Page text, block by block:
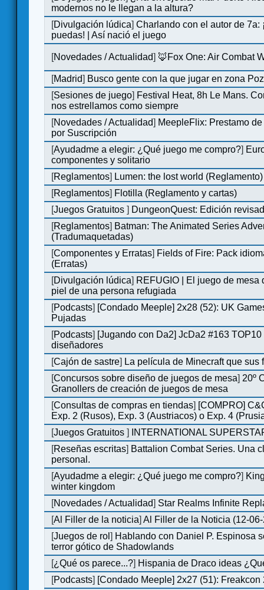
modernos no le llegan a la altura?
[Divulgación lúdica]Charlando con el autor de 7a:
puedas! | Así nació el juego
[Novedades / Actualidad] 🦊Fox One: Air Combat
[Madrid] Busco gente con la que jugar en zona
[Sesiones de juego] Festival Heat, 8h Le Mans.
nos estrellamos como siempre
[Novedades / Actualidad] MeepleFlix: Prestamo
por Suscripción
[Ayudadme a elegir: ¿Qué juego me compro?]
componentes y solitario
[Reglamentos] Lumen: the lost world (Reglamento)
[Reglamentos] Flotilla (Reglamento y cartas)
[Juegos Gratuitos] DungeonQuest: Edición
[Reglamentos] Batman: The Animated Series
(Tradumaquetadas)
[Componentes y Erratas] Fields of Fire: Pack
(Erratas)
[Divulgación lúdica] REFUGIO | El juego de mesa
piel de una persona refugiada
[Podcasts] [Condado Meeple] 2x28 (52): UK
Pujadas
[Podcasts] [Jugando con Da2] JcDa2 #163
diseñadores
[Cajón de sastre] La película de Minecraft que sus
[Concursos sobre diseño de juegos de mesa] 20º
Granollers de creación de juegos de mesa
[Consultas de compras en tiendas] [COMPRO]
Exp. 2 (Rusos), Exp. 3 (Austriacos) o Exp. 4
[Juegos Gratuitos]
INTERNATIONAL
[Reseñas escritas] Battalion Combat Series. Una
personal.
[Ayudadme a elegir: ¿Qué juego me compro?]
winter kingdom
[Novedades / Actualidad] Star Realms Infinite
[Al Filler de la noticia]Al Filler de la Noticia (12-
[Juegos de rol] Hablando con Daniel P. Espinosa
terror gótico de Shadowlands
[¿Qué os parece...?] Hispania de Draco ideas
[Podcasts] [Condado Meeple] 2x27 (51): Freakcon